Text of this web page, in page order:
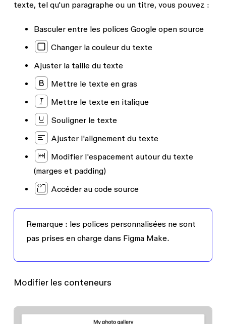
texte, tel qu'un paragraphe ou un titre, vous pouvez :
Basculer entre les polices Google open source
Changer la couleur du texte
Ajuster la taille du texte
Mettre le texte en gras
Mettre le texte en italique
Souligner le texte
Ajuster l'alignement du texte
Modifier l'espacement autour du texte
(marges et padding)
Accéder au code source
Remarque : les polices personnalisées ne sont
pas prises en charge dans Figma Make.
Modifier les conteneurs